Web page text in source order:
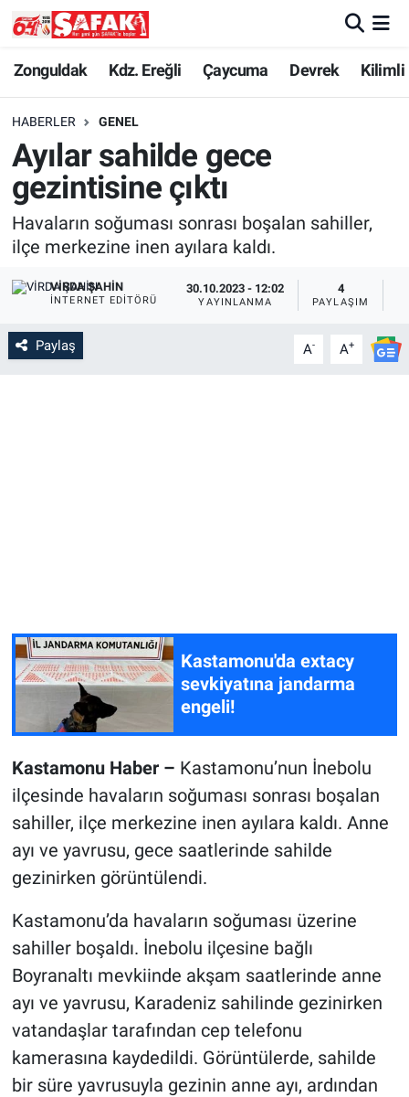
Zonguldak Kdz. Ereğli Çaycuma Devrek Kilimli
HABERLER GENEL
Ayılar sahilde gece
gezintisine çıktı
Havaların soğuması sonrası boşalan sahiller,
ilçe merkezine inen ayılara kaldı.
VIRDA ŞAHIN
İNTERNET EDITÖRÜ
30.10.2023 - 12:02
YAYINLANMA
4
PAYLAŞIM
Paylaş A- A+
Kastamonu'da extacy
sevkiyatına jandarma
engeli!
Kastamonu Haber – Kastamonu’nun İnebolu
ilçesinde havaların soğuması sonrası boşalan
sahiller, ilçe merkezine inen ayılara kaldı. Anne
ayı ve yavrusu, gece saatlerinde sahilde
gezinirken görüntülendi.
Kastamonu’da havaların soğuması üzerine
sahiller boşaldı. İnebolu ilçesine bağlı
Boyranaltı mevkiinde akşam saatlerinde anne
ayı ve yavrusu, Karadeniz sahilinde gezinirken
vatandaşlar tarafından cep telefonu
kamerasına kaydedildi. Görüntülerde, sahilde
bir süre yavrusuyla gezinin anne ayı, ardından
Zonguldak
Kdz. Ereğli
Çaycuma
Kilimli
Asayiş
Spor
Zonguldak Nöbetçi Eczaneler
Zonguldak Hava Durumu
Zonguldak Namaz Vakitleri
Zonguldak Trafik Yoğunluk Haritası
Süper Lig Puan Durumu ve Fikstür
Tüm Manşetler
Son Dakika Haberleri